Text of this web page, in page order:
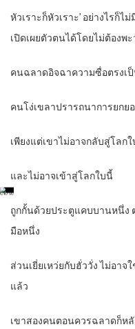
หัวเราะก็หัวเราะ’ อย่างไรก็
เปิดเผยตัวตนได้โดยไม่ต้องพ
คนฉลาดอิจฉาความซื่อตรงเ
คนโง่เขลาปรารถนาการยก
เพียงแต่เขาไม่อาจกลับสู่โลก
และไม่อาจเข้าสู่โลกใบนี้
ถูกกั้นด้วยประตูแคบบานหนึ่ง
มือหนึ่ง
ส่วนเยี่ยเหว่ยกับฮั่ววั่ง ไม่อา
แล้ว
เขาสองคนตอนควรฉลาดก็ห